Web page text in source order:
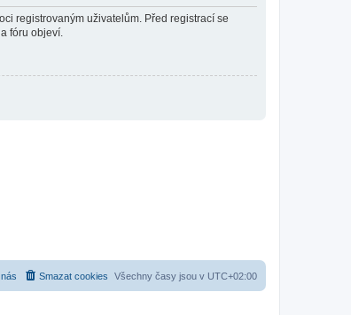
registrovaným uživatelům. Před registrací se
fóru objeví.
Všechny časy jsou v UTC+02:00
Smazat cookies